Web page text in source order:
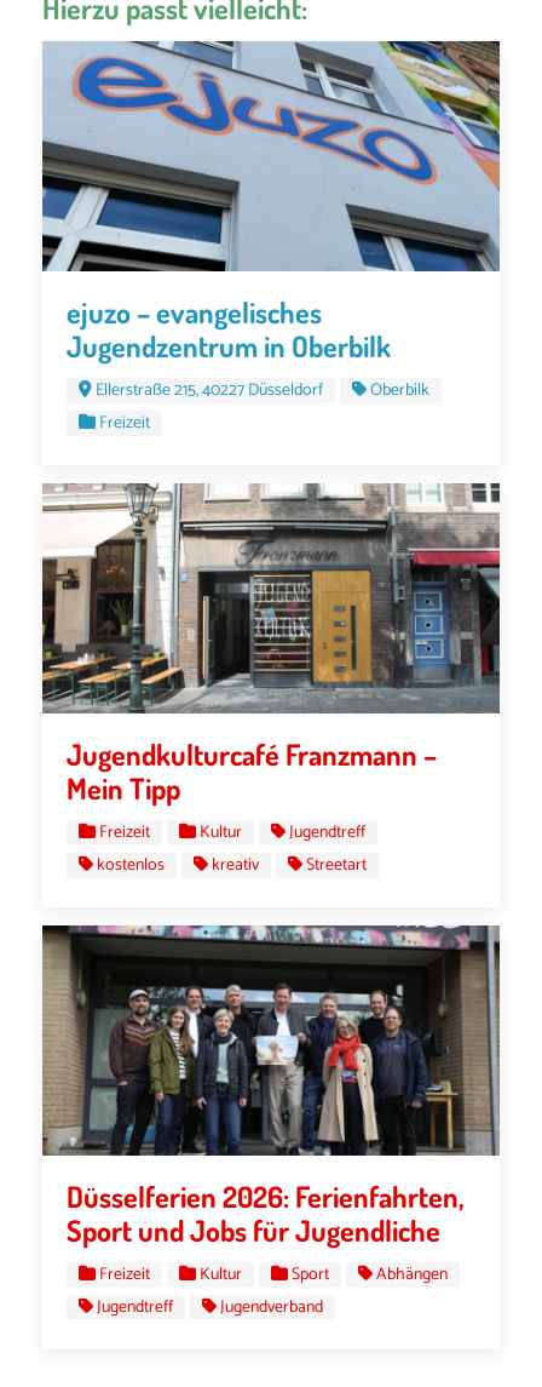
ejuzo – evangelisches
Jugendzentrum in Oberbilk
Ellerstraße 215, 40227 Düsseldorf
Oberbilk
Freizeit
Jugendkulturcafé Franzmann –
Mein Tipp
Freizeit Kultur
Jugendtreff
kostenlos
kreativ Streetart
Düsselferien 2026: Ferienfahrten,
Sport und Jobs für Jugendliche
Freizeit Kultur Sport
Abhängen
Jugendtreff
Jugendverband